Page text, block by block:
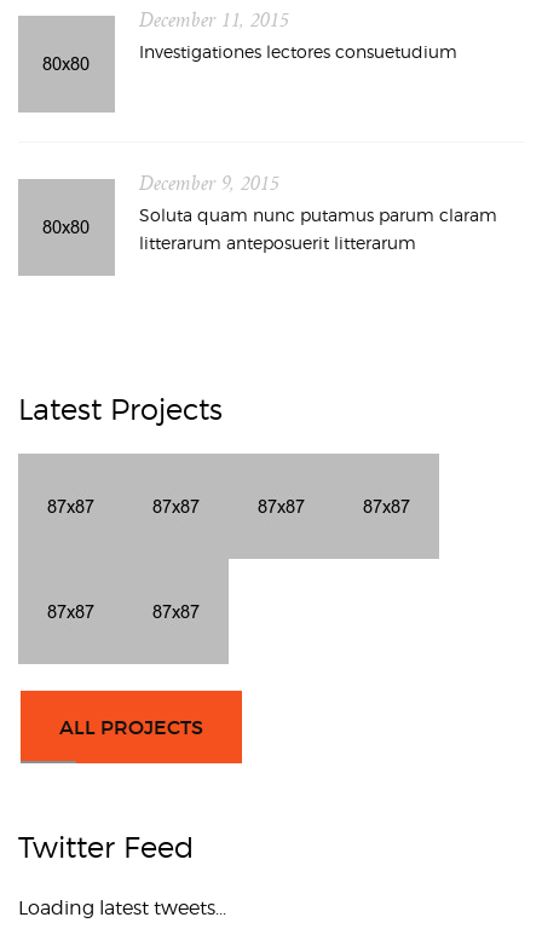
December 11, 2015
Investigationes lectores consuetudium
December 9, 2015
Soluta quam nunc putamus parum claram
litterarum anteposuerit litterarum
Latest Projects
ALL PROJECTS
Twitter Feed
Loading latest tweets...